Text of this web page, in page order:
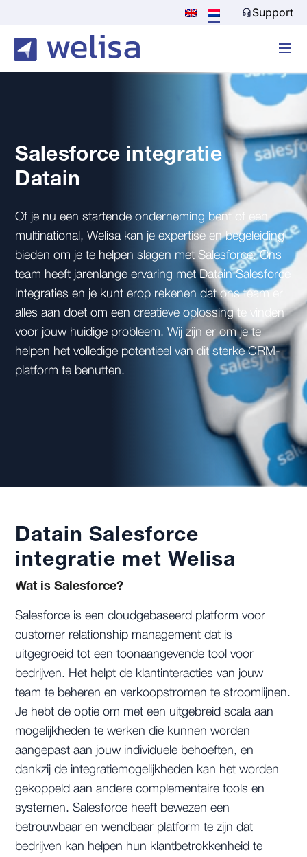
Support
Salesforce integratie
Datain
Of je nu een startende onderneming bent of een
multinational, Welisa kan je expertise en begeleiding
bieden om je te helpen slagen met Salesforce. Ons
team heeft jarenlange ervaring met Datain Salesforce
integraties en je kunt erop rekenen dat ons team er
alles aan doet om een creatieve oplossing te vinden
voor jouw huidige probleem. Wij zijn er om je te
helpen het volledige potentieel van dit sterke CRM-
platform te benutten.
Datain Salesforce
integratie met Welisa
Wat is Salesforce?
Salesforce is een cloudgebaseerd platform voor
customer relationship management dat is
uitgegroeid tot een toonaangevende tool voor
bedrijven. Het helpt de klantinteracties van jouw
team te beheren en verkoopstromen te stroomlijnen.
Je hebt de optie om met een uitgebreid scala aan
mogelijkheden te werken die kunnen worden
aangepast aan jouw individuele behoeften, en
dankzij de integratiemogelijkheden kan het worden
gekoppeld aan andere complementaire tools en
systemen. Salesforce heeft bewezen een
betrouwbaar en wendbaar platform te zijn dat
bedrijven kan helpen hun klantbetrokkenheid te